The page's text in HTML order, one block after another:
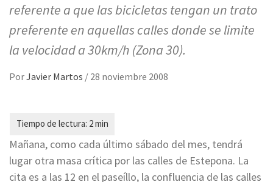
referente a que las bicicletas tengan un trato
preferente en aquellas calles donde se limite
la velocidad a 30km/h (Zona 30).
PorJavier Martos / 28 noviembre 2008
Mañana, como cada último sábado del mes, tendrá
lugar otra masa crítica por las calles de Estepona. La
cita es a las 12 en el paseíllo, la confluencia de las calles